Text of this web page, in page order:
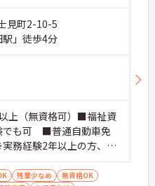
見町2-10-5
」徒歩4分
上（無資格可）■福祉資
でも可 ■普通自動車免
務経験2年以上の方、障
経験をお持ちの方大歓
残業少なめ
無資格OK